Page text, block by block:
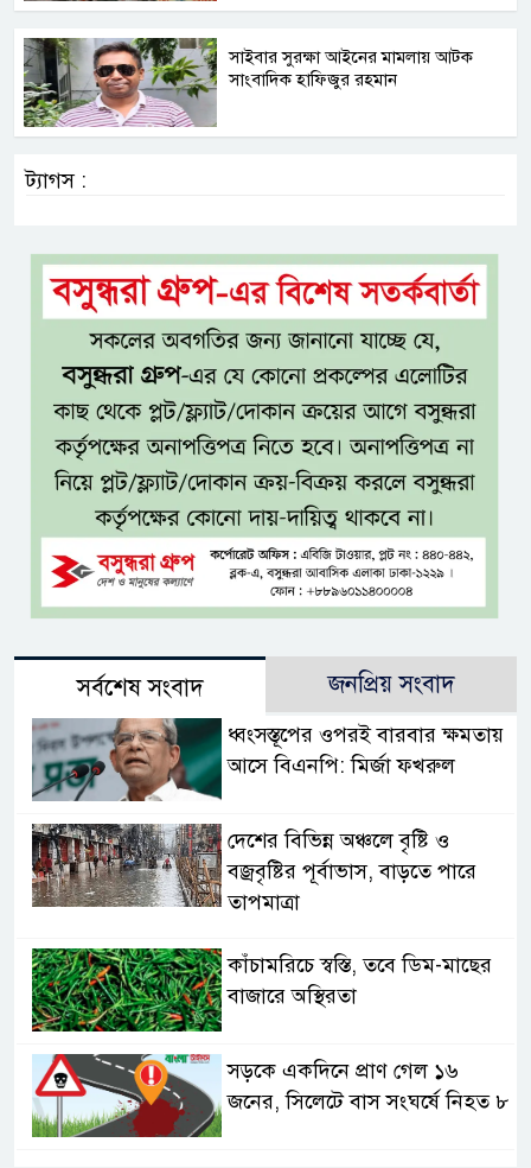
সাইবার সুরক্ষা আইনের মামলায় আটক
সাংবাদিক হাফিজুর রহমান
ট্যাগস :
সর্বশেষ সংবাদ জনপ্রিয় সংবাদ
ধ্বংসস্তূপের ওপরই বারবার ক্ষমতায়
আসে বিএনপি: মির্জা ফখরুল
দেশের বিভিন্ন অঞ্চলে বৃষ্টি ও
বজ্রবৃষ্টির পূর্বাভাস, বাড়তে পারে
তাপমাত্রা
কাঁচামরিচে স্বস্তি, তবে ডিম-মাছের
বাজারে অস্থিরতা
সড়কে একদিনে প্রাণ গেল ১৬
জনের, সিলেটে বাস সংঘর্ষে নিহত ৮